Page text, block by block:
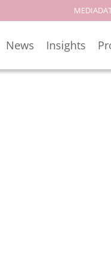
News Insights